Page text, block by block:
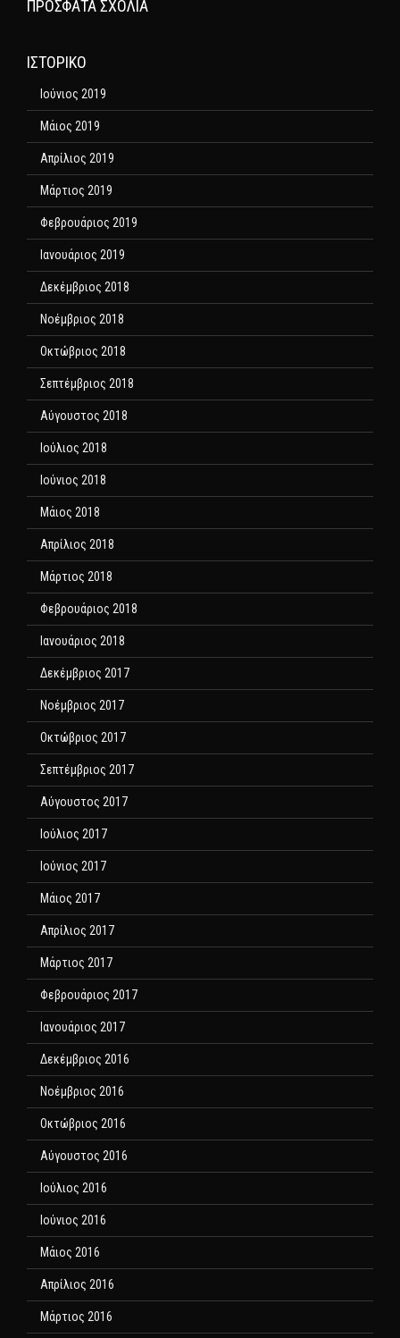
ΠΡΌΣΦΑΤΑ ΣΧΌΛΙΑ
ΙΣΤΟΡΙΚΌ
Ιούνιος 2019
Μάιος 2019
Απρίλιος 2019
Μάρτιος 2019
Φεβρουάριος 2019
Ιανουάριος 2019
Δεκέμβριος 2018
Νοέμβριος 2018
Οκτώβριος 2018
Σεπτέμβριος 2018
Αύγουστος 2018
Ιούλιος 2018
Ιούνιος 2018
Μάιος 2018
Απρίλιος 2018
Μάρτιος 2018
Φεβρουάριος 2018
Ιανουάριος 2018
Δεκέμβριος 2017
Νοέμβριος 2017
Οκτώβριος 2017
Σεπτέμβριος 2017
Αύγουστος 2017
Ιούλιος 2017
Ιούνιος 2017
Μάιος 2017
Απρίλιος 2017
Μάρτιος 2017
Φεβρουάριος 2017
Ιανουάριος 2017
Δεκέμβριος 2016
Νοέμβριος 2016
Οκτώβριος 2016
Αύγουστος 2016
Ιούλιος 2016
Ιούνιος 2016
Μάιος 2016
Απρίλιος 2016
Μάρτιος 2016